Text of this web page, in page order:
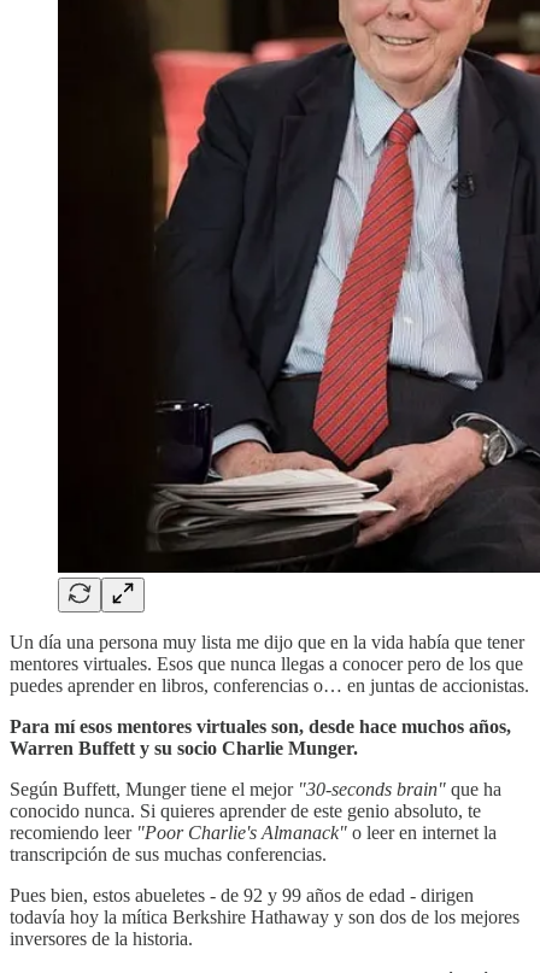
Un día una persona muy lista me dijo que en la vida había que tener
mentores virtuales. Esos que nunca llegas a conocer pero de los que
puedes aprender en libros, conferencias o… en juntas de accionistas.
Para mí esos mentores virtuales son, desde hace muchos años,
Warren Buffett y su socio Charlie Munger.
Según Buffett, Munger tiene el mejor "30-seconds brain" que ha
conocido nunca. Si quieres aprender de este genio absoluto, te
recomiendo leer "Poor Charlie's Almanack" o leer en internet la
transcripción de sus muchas conferencias.
Pues bien, estos abueletes - de 92 y 99 años de edad - dirigen
todavía hoy la mítica Berkshire Hathaway y son dos de los mejores
inversores de la historia.